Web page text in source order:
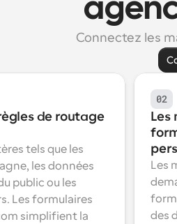
Connectez les
de routage
tels que les
les données
public ou les
Les formulaires
simplifient la
02
Les
Les
des